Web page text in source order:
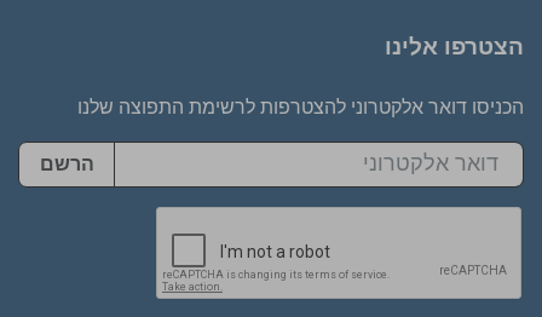
הצטרפו אלינו
הכניסו דואר אלקטרוני להצטרפות לרשימת התפוצה שלנו
הרשם